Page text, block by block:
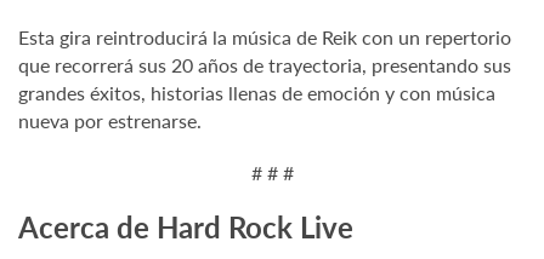
Esta gira reintroducirá la música de Reik con un repertorio
que recorrerá sus 20 años de trayectoria, presentando sus
grandes éxitos, historias llenas de emoción y con música
nueva por estrenarse.
# # #
Acerca de Hard Rock Live